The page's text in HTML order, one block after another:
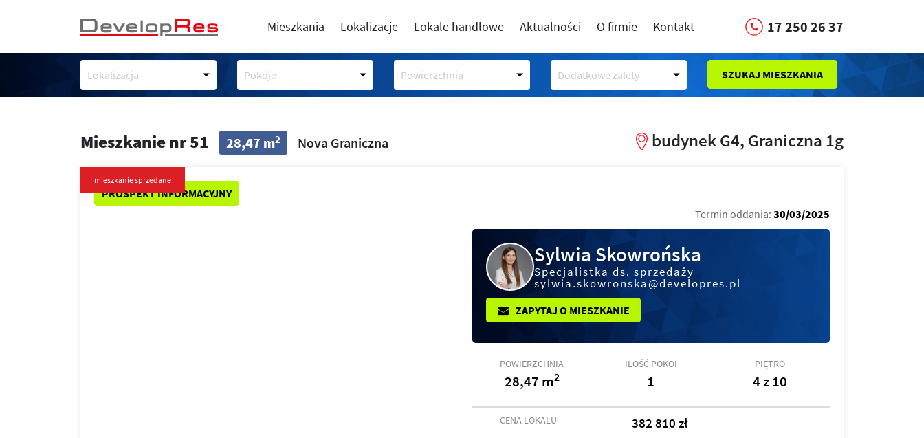
Mieszkania Lokalizacje Lokale handlowe Aktualności O firmie Kontakt 17 250 26 37
Lokalizacja Pokoje Powierzchnia Dodatkowe zalety SZUKAJ MIESZKANIA
Mieszkanie nr 51 28,47 m2 Nova Graniczna budynek G4, Graniczna 1g
PROSPEKT INFORMACYJNY
mieszkanie sprzedane
Termin oddania: 30/03/2025
Sylwia Skowrońska
Specjalistka ds. sprzedaży
sylwia.skowronska@developres.pl
ZAPYTAJ O MIESZKANIE
POWIERZCHNIA
28,47 m2
ILOŚĆ POKOI
1
PIĘTRO
4 z 10
CENA LOKALU 382 810 zł